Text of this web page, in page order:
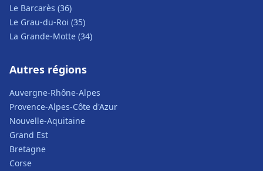
Le Barcarès (36)
Le Grau-du-Roi (35)
La Grande-Motte (34)
Autres régions
Auvergne-Rhône-Alpes
Provence-Alpes-Côte d'Azur
Nouvelle-Aquitaine
Grand Est
Bretagne
Corse